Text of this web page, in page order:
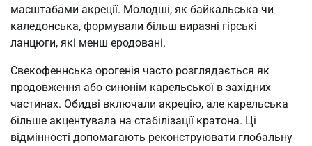
масштабами акреції. Молодші, як байкальська чи
каледонська, формували більш виразні гірські
ланцюги, які менш еродовані.
Свекофеннська орогенія часто розглядається як
продовження або синонім карельської в західних
частинах. Обидві включали акрецію, але карельська
більше акцентувала на стабілізації кратона. Ці
відмінності допомагають реконструювати глобальну